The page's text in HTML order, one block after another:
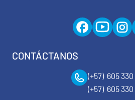
CONTÁCTANOS
(+57) 605 330
(+57) 605 330